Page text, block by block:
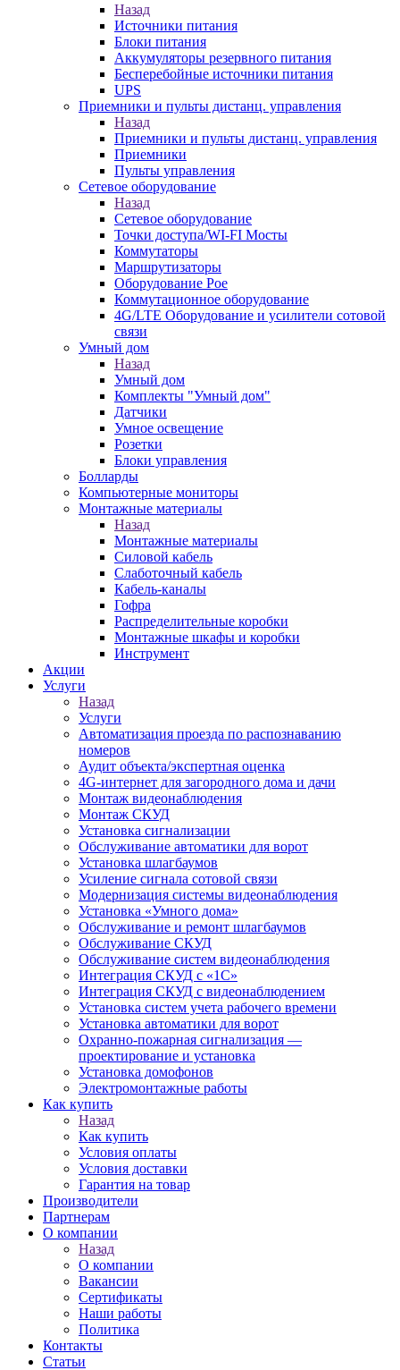
Назад
Источники питания
Блоки питания
Аккумуляторы резервного питания
Бесперебойные источники питания
UPS
Приемники и пульты дистанц. управления
Назад
Приемники и пульты дистанц. управления
Приемники
Пульты управления
Сетевое оборудование
Назад
Сетевое оборудование
Точки доступа/WI-FI Мосты
Коммутаторы
Маршрутизаторы
Оборудование Poe
Коммутационное оборудование
4G/LTE Оборудование и усилители сотовой
связи
Умный дом
Назад
Умный дом
Комплекты "Умный дом"
Датчики
Умное освещение
Розетки
Блоки управления
Болларды
Компьютерные мониторы
Монтажные материалы
Назад
Монтажные материалы
Силовой кабель
Слаботочный кабель
Кабель-каналы
Гофра
Распределительные коробки
Монтажные шкафы и коробки
Инструмент
Акции
Услуги
Назад
Услуги
Автоматизация проезда по распознаванию
номеров
Аудит объекта/экспертная оценка
4G-интернет для загородного дома и дачи
Монтаж видеонаблюдения
Монтаж СКУД
Установка сигнализации
Обслуживание автоматики для ворот
Установка шлагбаумов
Усиление сигнала сотовой связи
Модернизация системы видеонаблюдения
Установка «Умного дома»
Обслуживание и ремонт шлагбаумов
Обслуживание СКУД
Обслуживание систем видеонаблюдения
Интеграция СКУД с «1С»
Интеграция СКУД с видеонаблюдением
Установка систем учета рабочего времени
Установка автоматики для ворот
Охранно-пожарная сигнализация —
проектирование и установка
Установка домофонов
Электромонтажные работы
Как купить
Назад
Как купить
Условия оплаты
Условия доставки
Гарантия на товар
Производители
Партнерам
О компании
Назад
О компании
Вакансии
Сертификаты
Наши работы
Политика
Контакты
Статьи